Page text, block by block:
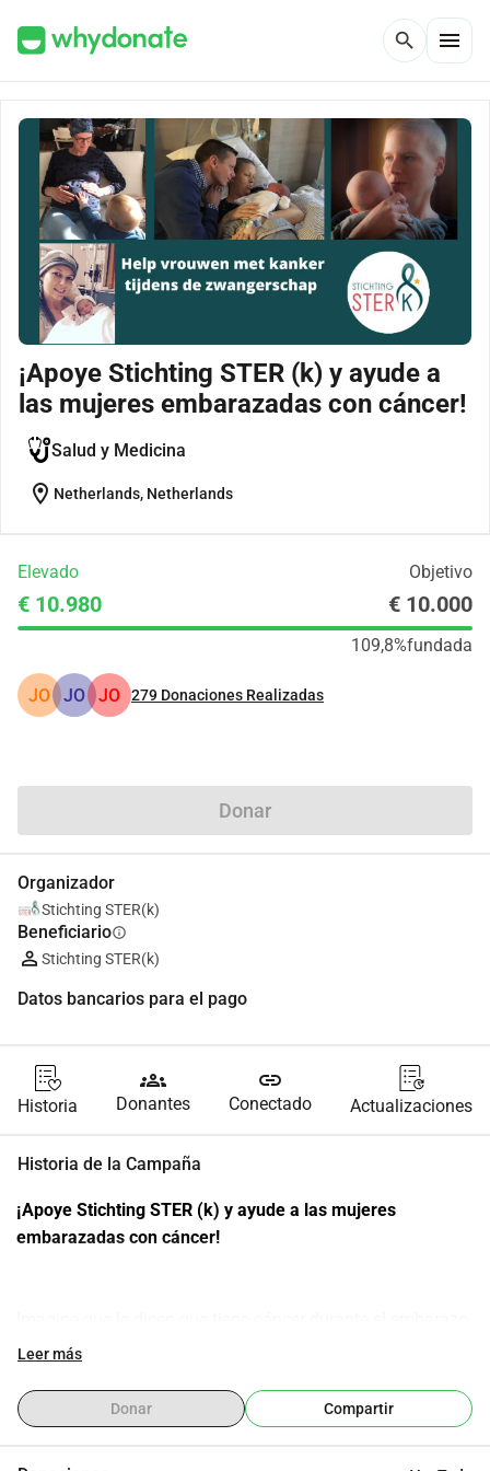
search menu
¡Apoye Stichting STER (k) y ayude a
las mujeres embarazadas con cáncer!
Salud y Medicina
location_on Netherlands, Netherlands
Elevado Objetivo
€ 10.980 € 10.000
109,8%fundada
JO JO JO 279 Donaciones Realizadas
Donar
Organizador
Stichting STER(k)
Beneficiarioinfo
Stichting STER(k)
Datos bancarios para el pago
Historia
groups
Donantes
link
Conectado Actualizaciones
Historia de la Campaña
¡Apoye Stichting STER (k) y ayude a las mujeres
embarazadas con cáncer!
Es como si el suelo desapareciera bajo tus pies. Esperas
repente tienes que luchar por tu propia vida.
Leer más
Donar Compartir